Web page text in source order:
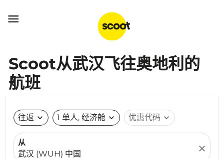

Scoot从武汉飞往奥地利的
航班
往返 expand_more 1 单人, 经济舱 expand_more 优惠代码 expand_more
从
武汉 (WUH) 中国
close